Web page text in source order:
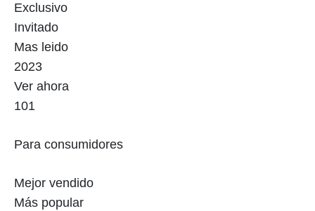
Exclusivo
Invitado
Mas leido
2023
Ver ahora
101
Para consumidores
Mejor vendido
Más popular